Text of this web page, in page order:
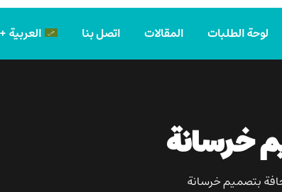
لوحة الطلبات المقالات اتصل بنا العربية
خرسانة
بتصميم خرسانة